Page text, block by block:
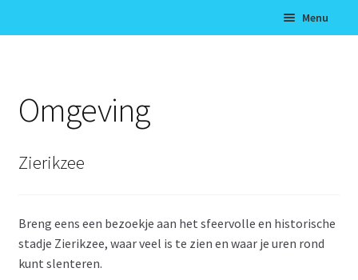
Menu
De bungalows
Online boeken
Contact
Omgeving
Zierikzee
Breng eens een bezoekje aan het sfeervolle en historische
stadje Zierikzee, waar veel is te zien en waar je uren rond
kunt slenteren.